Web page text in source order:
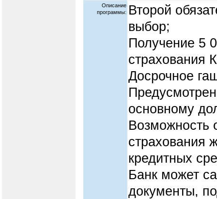
Описание
программы: Второй
выбор;
Получение 5
Досрочное
основному
Возможность
страхования
кредитных
Банк может
документы,